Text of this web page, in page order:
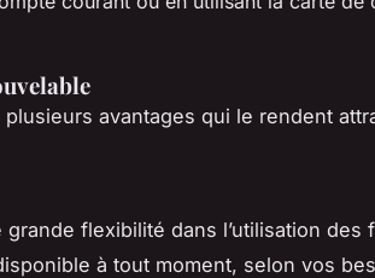
avantages qui le rendent
flexibilité dans l’utilisation des
à tout moment, selon vos